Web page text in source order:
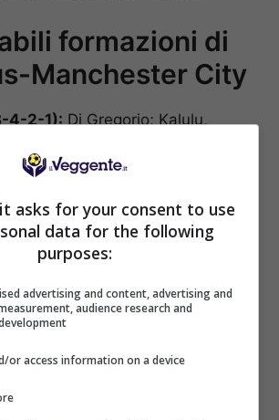
formazioni di
Manchester City
4-2-1):Di Gregorio; Kalulu,
Yildiz; Vlahovic.
Dias, Gvardiol, Ait Nouri;
Bernardo Silva, Foden,
1-2
asks for your consent to use
data for the following
purposes:
advertising and content, advertising and
audience research and
or access information on a device